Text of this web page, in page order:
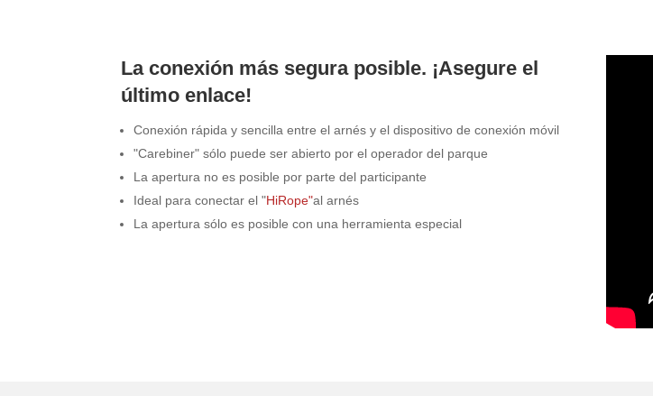
La conexión más segura posible. ¡Asegure el
último enlace!
Conexión rápida y sencilla entre el arnés y el dispositivo de conexión móvil
"Carebiner" sólo puede ser abierto por el operador del parque
La apertura no es posible por parte del participante
Ideal para conectar el "HiRope"al arnés
La apertura sólo es posible con una herramienta especial